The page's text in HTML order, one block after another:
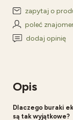
zapytaj o
poleć
dodaj opinię
Opis
Dlaczego buraki
są tak wyjątkowe?